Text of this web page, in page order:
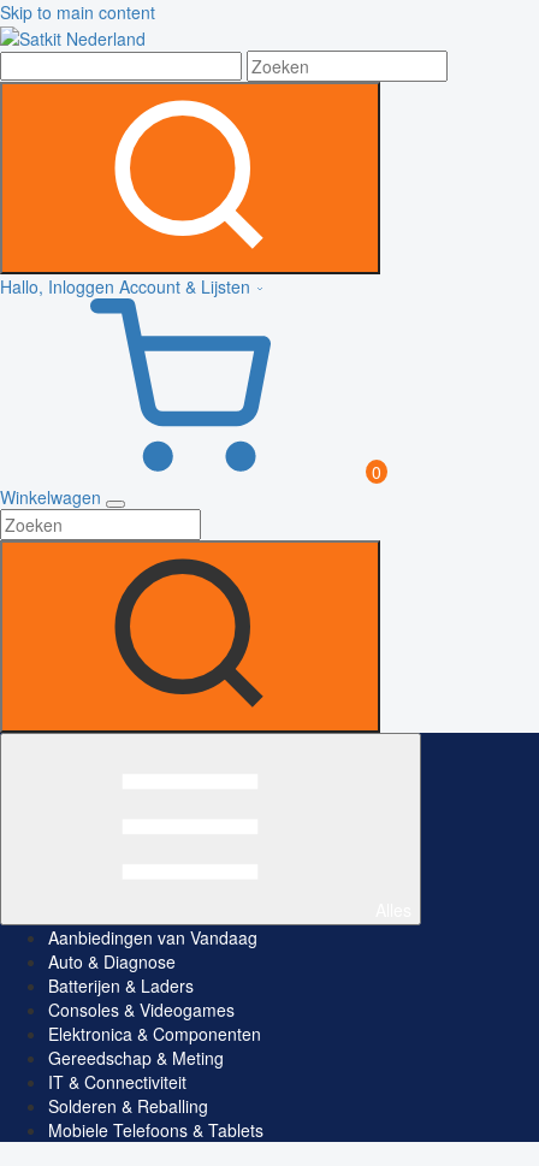
Skip to main content
Hallo, Inloggen Account & Lijsten
0
Winkelwagen
Aanbiedingen van Vandaag
Auto & Diagnose
Batterijen & Laders
Consoles & Videogames
Elektronica & Componenten
Gereedschap & Meting
IT & Connectiviteit
Solderen & Reballing
Mobiele Telefoons & Tablets